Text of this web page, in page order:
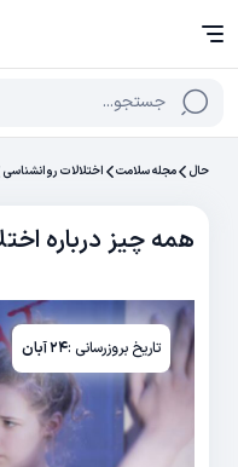
جستجو...
حال مجله سلامت اختلالات روانشناسی
همه چیز درباره
تاریخ بروزرسانی :۲۴ آبان